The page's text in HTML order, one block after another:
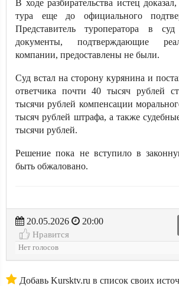
В ходе разбирательства истец
тура еще до официального
Представитель туроператора в
документы, подтверждающие
компании, предоставлены не были.
Суд встал на сторону курянина и
ответчика почти 40 тысяч рублей
тысячи рублей компенсации
тысяч рублей штрафа, а также
тысячи рублей.
Решение пока не вступило в
быть обжаловано.
20.05.2026
20:00
Нравится
Нет голосов
Добавь Kursktv.ru в список своих